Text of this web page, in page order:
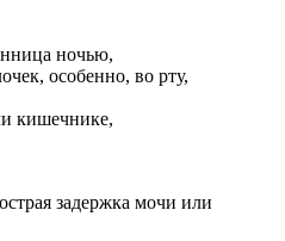
ночью,
особенно, во рту,
кишечнике,
задержка мочи или